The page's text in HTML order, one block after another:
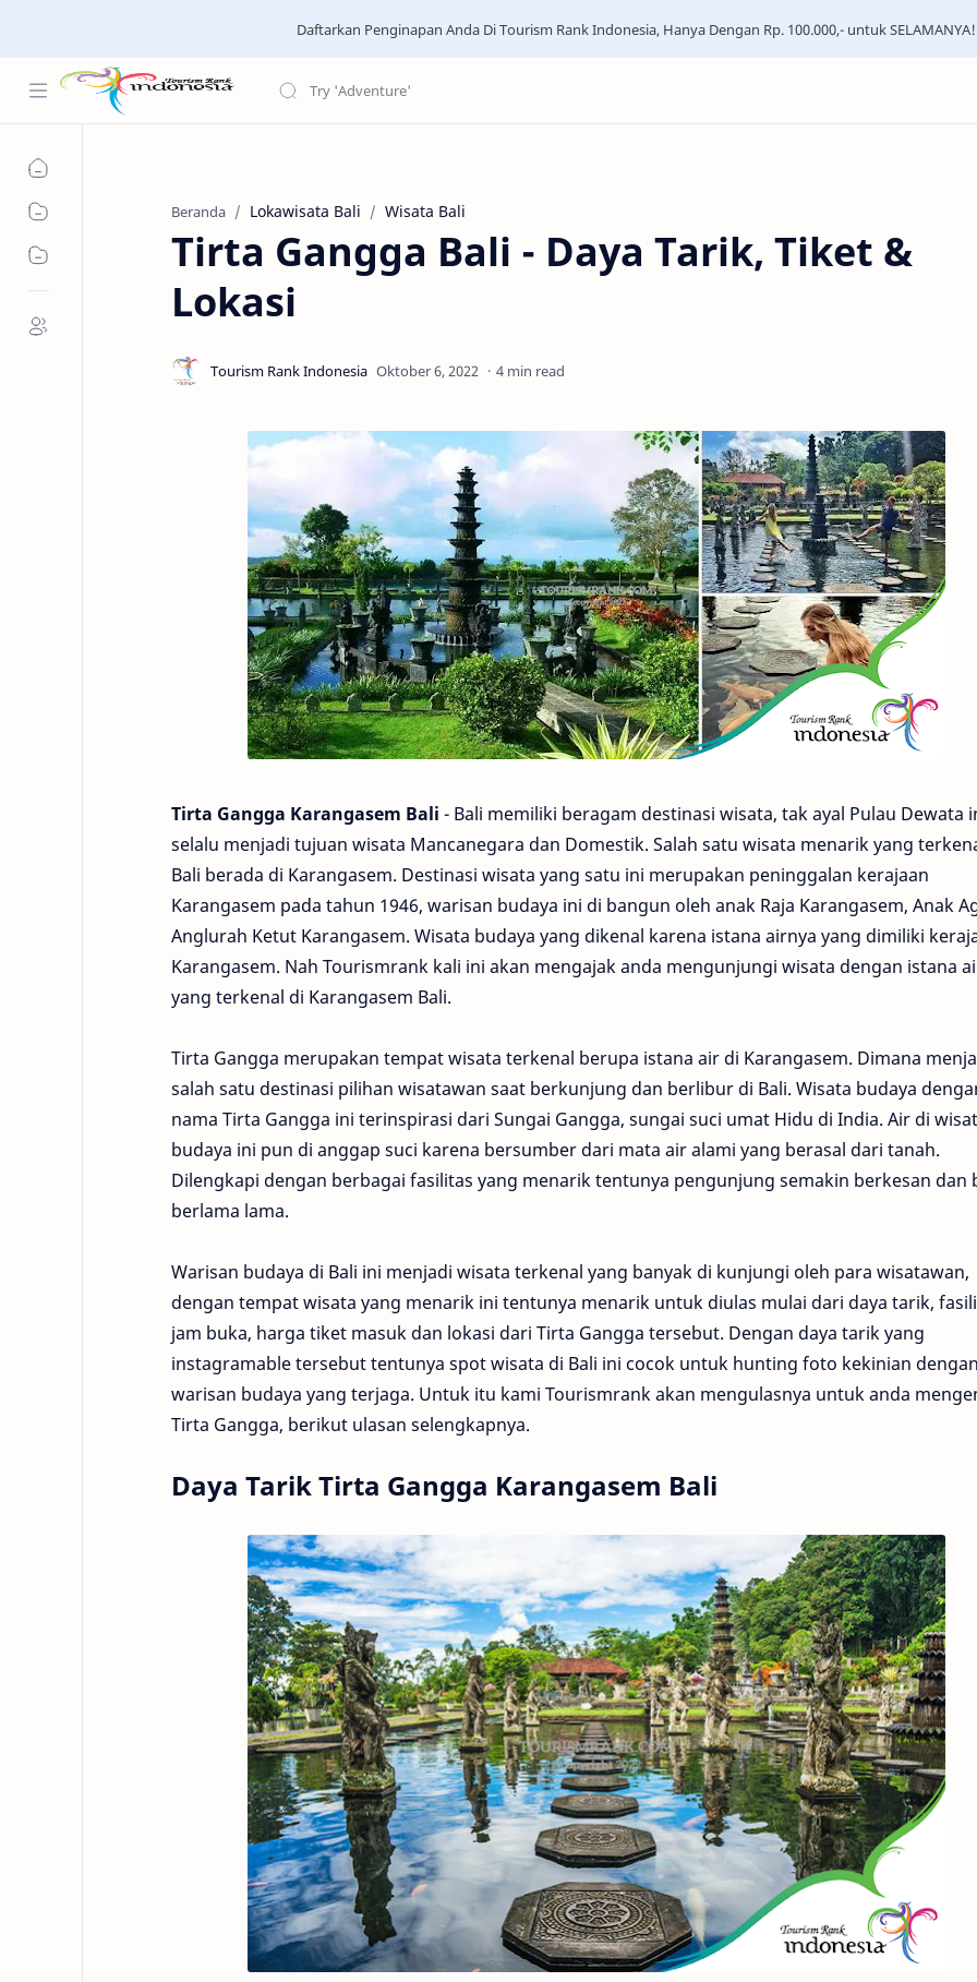
Daftarkan Penginapan Anda Di Tourism Rank Indonesia, Hanya Dengan Rp. 100.000,- untuk
Beranda Lokawisata Bali Wisata Bali
Tirta Gangga Bali - Daya Tarik, Tiket &
Lokasi
4 min read
Tirta Gangga Karangasem Bali - Bali memiliki beragam destinasi wisata, tak ayal Pulau Dewata
selalu menjadi tujuan wisata Mancanegara dan Domestik. Salah satu wisata menarik yang
Bali berada di Karangasem. Destinasi wisata yang satu ini merupakan peninggalan kerajaan
Karangasem pada tahun 1946, warisan budaya ini di bangun oleh anak Raja Karangasem, Anak
Anglurah Ketut Karangasem. Wisata budaya yang dikenal karena istana airnya yang dimiliki
Karangasem. Nah Tourismrank kali ini akan mengajak anda mengunjungi wisata dengan istana
yang terkenal di Karangasem Bali.
Tirta Gangga merupakan tempat wisata terkenal berupa istana air di Karangasem. Dimana
salah satu destinasi pilihan wisatawan saat berkunjung dan berlibur di Bali. Wisata budaya
nama Tirta Gangga ini terinspirasi dari Sungai Gangga, sungai suci umat Hidu di India. Air di
budaya ini pun di anggap suci karena bersumber dari mata air alami yang berasal dari tanah.
Dilengkapi dengan berbagai fasilitas yang menarik tentunya pengunjung semakin berkesan dan
berlama lama.
Warisan budaya di Bali ini menjadi wisata terkenal yang banyak di kunjungi oleh para wisatawan,
dengan tempat wisata yang menarik ini tentunya menarik untuk diulas mulai dari daya tarik,
jam buka, harga tiket masuk dan lokasi dari Tirta Gangga tersebut. Dengan daya tarik yang
instagramable tersebut tentunya spot wisata di Bali ini cocok untuk hunting foto kekinian dengan
warisan budaya yang terjaga. Untuk itu kami Tourismrank akan mengulasnya untuk anda
Tirta Gangga, berikut ulasan selengkapnya.
Daya Tarik Tirta Gangga Karangasem Bali